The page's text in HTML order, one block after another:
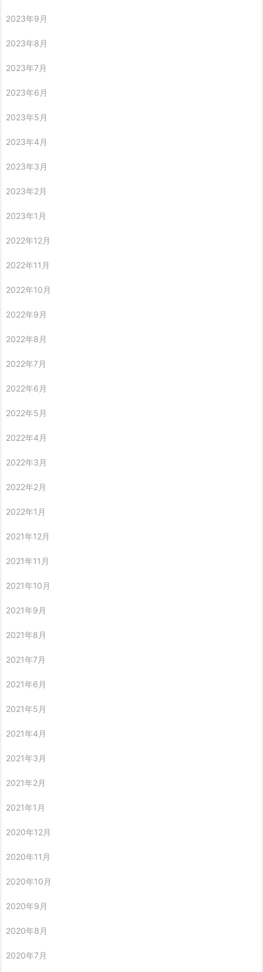
2023年9月
2023年8月
2023年7月
2023年6月
2023年5月
2023年4月
2023年3月
2023年2月
2023年1月
2022年12月
2022年11月
2022年10月
2022年9月
2022年8月
2022年7月
2022年6月
2022年5月
2022年4月
2022年3月
2022年2月
2022年1月
2021年12月
2021年11月
2021年10月
2021年9月
2021年8月
2021年7月
2021年6月
2021年5月
2021年4月
2021年3月
2021年2月
2021年1月
2020年12月
2020年11月
2020年10月
2020年9月
2020年8月
2020年7月